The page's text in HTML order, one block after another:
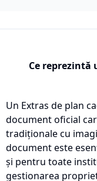
Ce reprezintă
Un Extras de plan
document oficial
tradiționale cu
document este
și pentru toate
gestionarea